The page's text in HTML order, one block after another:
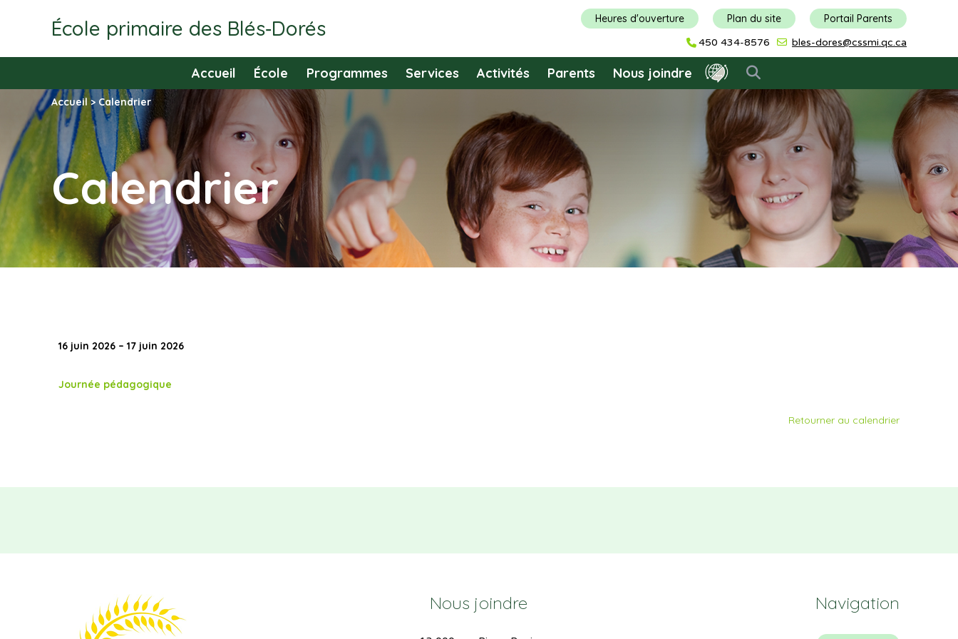
École primaire des Blés‑Dorés Plan du site Portail Parents
Heures d'ouverture
450 434-8576 bles-dores@cssmi.qc.ca
Accueil École Programmes Services Activités Parents Nous joindre
Accueil > Calendrier
Calendrier
16 juin 2026 – 17 juin 2026
Journée pédagogique
Retourner au calendrier
Nous joindre Navigation